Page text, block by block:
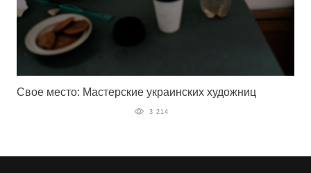
Свое место: Мастерские украинских художниц
3 214